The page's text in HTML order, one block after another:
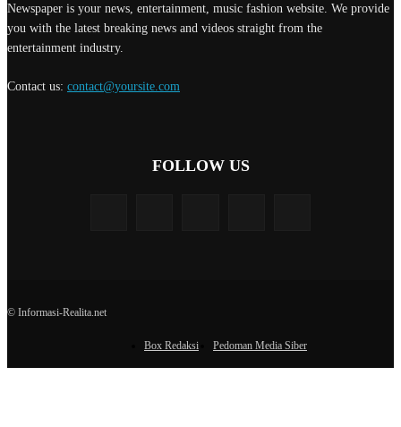
Newspaper is your news, entertainment, music fashion website. We provide
you with the latest breaking news and videos straight from the
entertainment industry.
Contact us: contact@yoursite.com
FOLLOW US
© Informasi-Realita.net
Box Redaksi Pedoman Media Siber